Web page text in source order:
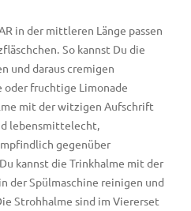
in der mittleren Länge passen
So kannst Du die
und daraus cremigen
fruchtige Limonade
mit der witzigen Aufschrift
lebensmittelecht,
gegenüber
kannst die Trinkhalme mit der
der Spülmaschine reinigen und
Strohhalme sind im Viererset